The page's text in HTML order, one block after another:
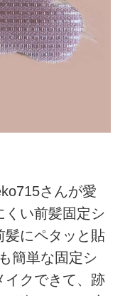
さんが愛
くい前髪固定シ
髪にペタッと貼
簡単な固定シ
イクできて、跡